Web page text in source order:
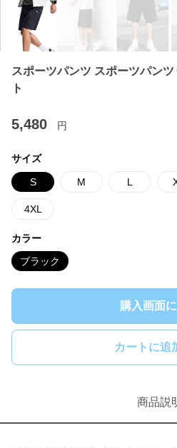
スポーツパンツ スポーツパン
ト
5,480 円
サイズ
S M L
4XL
カラー
ブラック
購入画面
カートに追
商品説